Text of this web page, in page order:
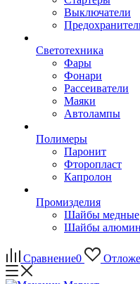
Выключатели
Светотехника
Фары
Фонари
Рассеиватели
Маяки
Автолампы
Полимеры
Паронит
Фторопласт
Капролон
Промизделия
Шайбы медные
Шайбы
Сравнение0